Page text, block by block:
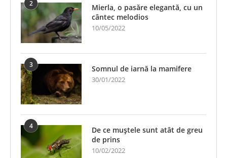
2
Mierla, o pasăre elegantă, cu un
cântec melodios
10/05/2022
3 Somnul de iarnă la mamifere
30/01/2022
4
De ce muștele sunt atât de greu
de prins
10/02/2022